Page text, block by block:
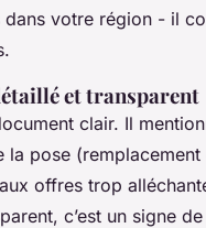
dans votre région - il
et transparent
clair. Il
la pose
offres trop
c’est un signe